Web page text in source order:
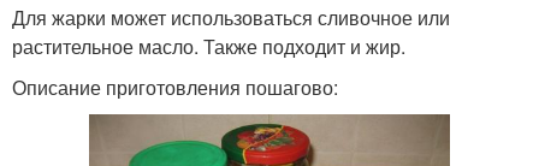
Для жарки может использоваться сливочное или
растительное масло. Также подходит и жир.
Описание приготовления пошагово: